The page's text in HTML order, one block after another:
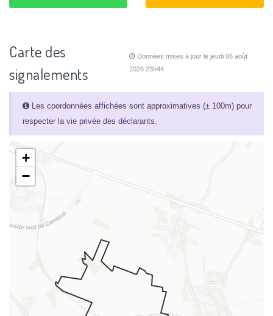
Carte des
signalements
Données mises à jour le jeudi 06 août
2026 23h44
Les coordonnées affichées sont approximatives (± 100m) pour
respecter la vie privée des déclarants.
+
−